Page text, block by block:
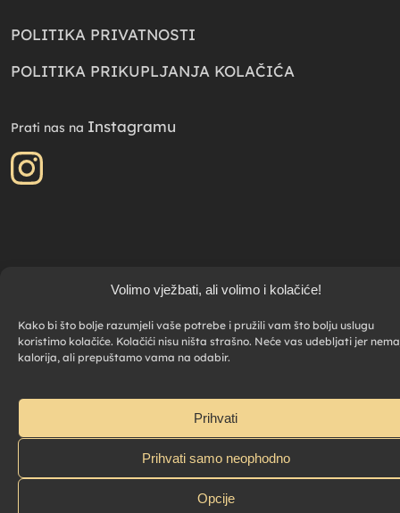
Volimo vježbati, ali volimo i kolačiće!
Kako bi što bolje razumjeli vaše potrebe i pružili vam što bolju uslugu
koristimo kolačiće. Kolačići nisu ništa strašno. Neće vas udebljati jer
kalorija, ali prepuštamo vama na odabir.
Prihvati
Prihvati samo neophodno
Opcije
POLITIKA PRIVATNOSTI
POLITIKA PRIKUPLJANJA KOLAČIĆA
Prati nas na Instagramu